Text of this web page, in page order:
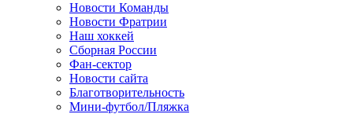
Новости Команды
Новости Фратрии
Наш хоккей
Сборная России
Фан-cектор
Новости сайта
Благотворительность
Мини-футбол/Пляжка